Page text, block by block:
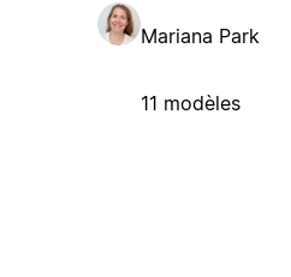
Mariana Park
11 modèles